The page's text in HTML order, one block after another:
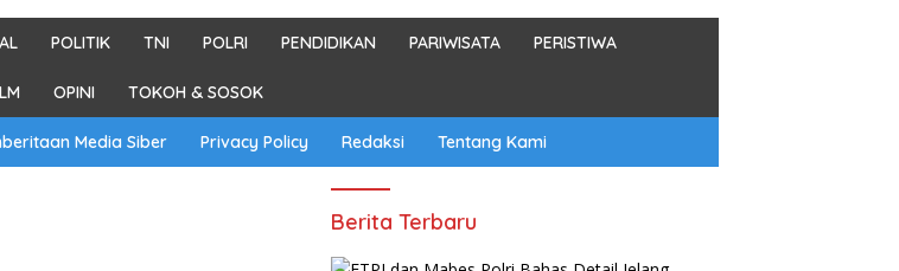
POLITIK TNI POLRI PENDIDIKAN PARIWISATA PERISTIWA
OPINI TOKOH & SOSOK
Media Siber Privacy Policy Redaksi Tentang Kami
Berita Terbaru